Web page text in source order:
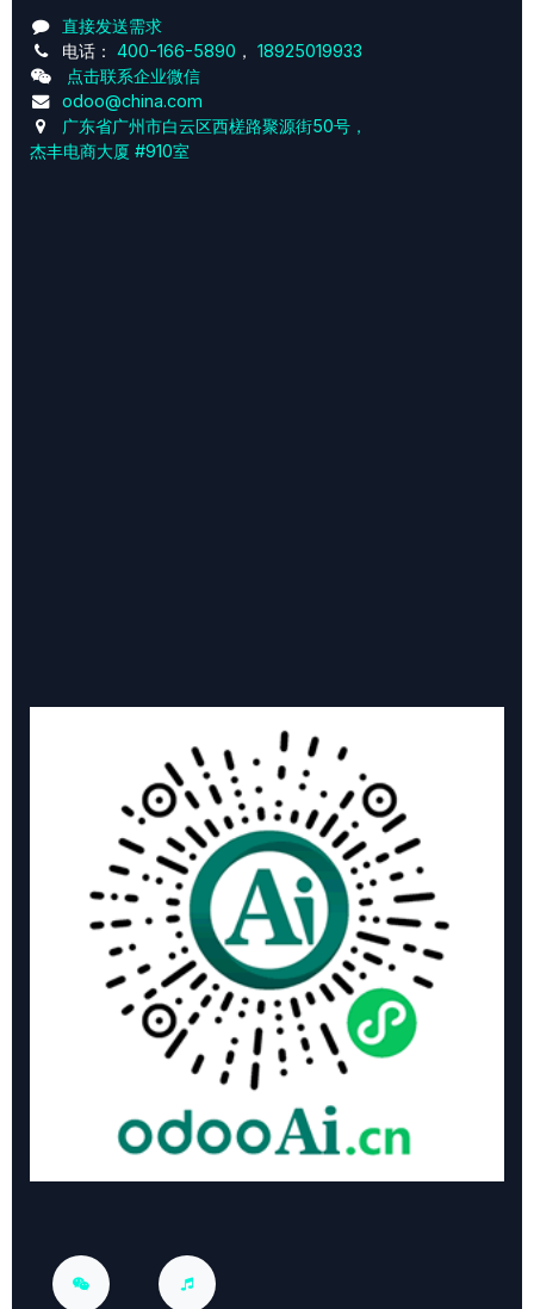
直接发送需求
电话： 400-166-5890 ， 18925019933
点击联系企业微信
odoo@china.com
广东省广州市白云区西槎路聚源街50号，
杰丰电商大厦 #910室